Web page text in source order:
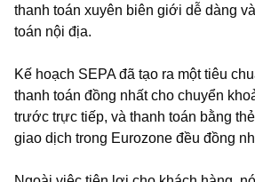
thanh toán xuyên biên giới dễ dàng
toán nội địa.
Kế hoạch SEPA đã tạo ra một tiêu
thanh toán đồng nhất cho chuyển
trước trực tiếp, và thanh toán bằng
giao dịch trong Eurozone đều đồng